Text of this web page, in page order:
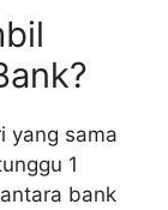
yang sama
1
bank